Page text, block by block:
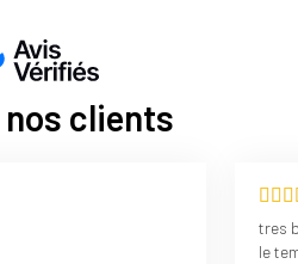
nos clients
tres
le